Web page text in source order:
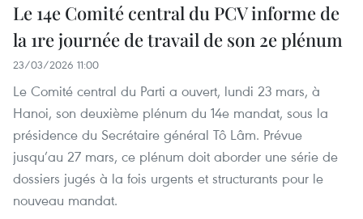
Le 14e Comité central du PCV informe de
la 1re journée de travail de son 2e plénum
23/03/2026 11:00
Le Comité central du Parti a ouvert, lundi 23 mars, à
Hanoi, son deuxième plénum du 14e mandat, sous la
présidence du Secrétaire général Tô Lâm. Prévue
jusqu’au 27 mars, ce plénum doit aborder une série de
dossiers jugés à la fois urgents et structurants pour le
nouveau mandat.